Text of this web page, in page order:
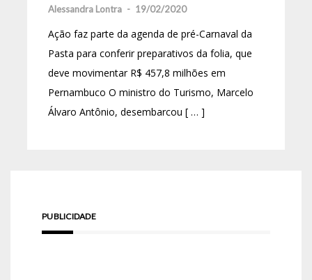
Alessandra Lontra - 19/02/2020
Ação faz parte da agenda de pré-Carnaval da
Pasta para conferir preparativos da folia, que
deve movimentar R$ 457,8 milhões em
Pernambuco O ministro do Turismo, Marcelo
Álvaro Antônio, desembarcou [ … ]
PUBLICIDADE